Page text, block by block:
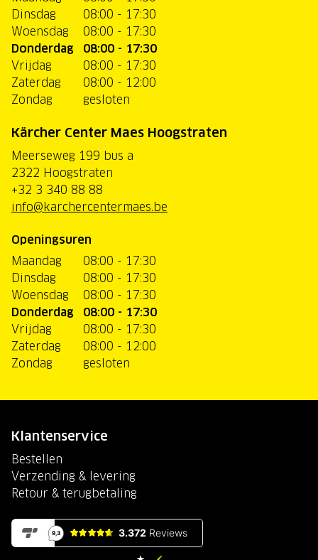
Dinsdag
08:00 - 17:30
Woensdag
08:00 - 17:30
Donderdag
08:00 - 17:30
Vrijdag
08:00 - 17:30
Zaterdag
08:00 - 12:00
Zondag
gesloten
Kärcher Center Maes Hoogstraten
Meerseweg 199 bus a
2322 Hoogstraten
+32 3 340 88 88
info@karchercentermaes.be
Openingsuren
Maandag
08:00 - 17:30
Dinsdag
08:00 - 17:30
Woensdag
08:00 - 17:30
Donderdag
08:00 - 17:30
Vrijdag
08:00 - 17:30
Zaterdag
08:00 - 12:00
Zondag
gesloten
Klantenservice
Bestellen
Verzending & levering
Retour & terugbetaling